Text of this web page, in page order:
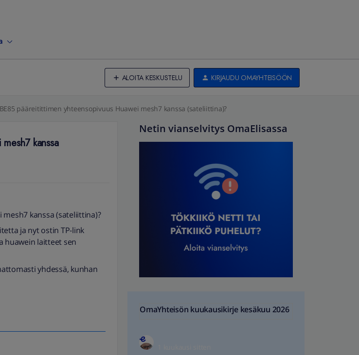
ALOITA KESKUSTELU KIRJAUDU OMAYHTEISÖÖN
pääreitittimen yhteensopivuus Huawei mesh7 kanssa (sateliittina)?
kanssa
kanssa (sateliittina)?
ja nyt ostin TP-link
huawein laitteet sen
yhdessä, kunhan
Netin vianselvitys OmaElisassa
OmaYhteisön kuukausikirje kesäkuu 2026